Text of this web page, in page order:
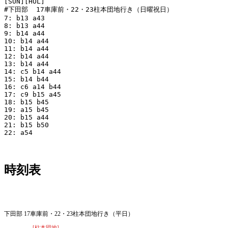
#下田部  17車庫前・22・23柱本団地行き（日曜祝日）
7: b13 a43
8: b13 a44
9: b14 a44
10: b14 a44
11: b14 a44
12: b14 a44
13: b14 a44
14: c5 b14 a44
15: b14 b44
16: c6 a14 b44
17: c9 b15 a45
18: b15 b45
19: a15 b45
20: b15 a44
21: b15 b50
22: a54
時刻表
下田部 17車庫前・22・23柱本団地行き（平日）